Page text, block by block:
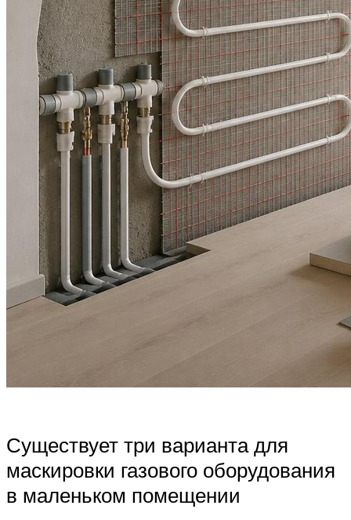
Существует три варианта для
маскировки газового оборудования
в маленьком помещении